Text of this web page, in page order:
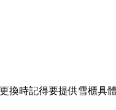
時記得要提供雪櫃具